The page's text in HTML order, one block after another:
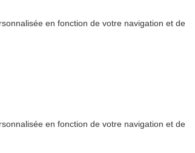
en fonction de votre navigation et de
en fonction de votre navigation et de